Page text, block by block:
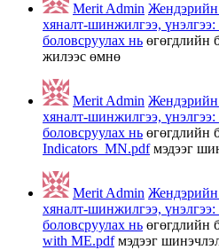
Merit Admin Жендэрийн
хяналт-шинжилгээ, үнэлгээ:
боловсруулах нь өгөгдлийн
жилээс өмнө
Merit Admin Жендэрийн
хяналт-шинжилгээ, үнэлгээ:
боловсруулах нь өгөгдлийн
Indicators_MN.pdfмэдээг
Merit Admin Жендэрийн
хяналт-шинжилгээ, үнэлгээ:
боловсруулах нь өгөгдлийн
with ME.pdfмэдээг